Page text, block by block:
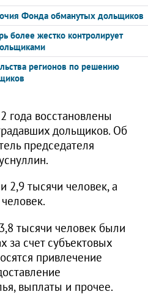
Фонда обманутых дольщиков
более жестко контролирует
регионов по решению
года восстановлены
дольщиков. Об
председателя
2,9 тысячи человек, а
тысячи человек были
за счет субъектовых
привлечение
выплаты и прочее.